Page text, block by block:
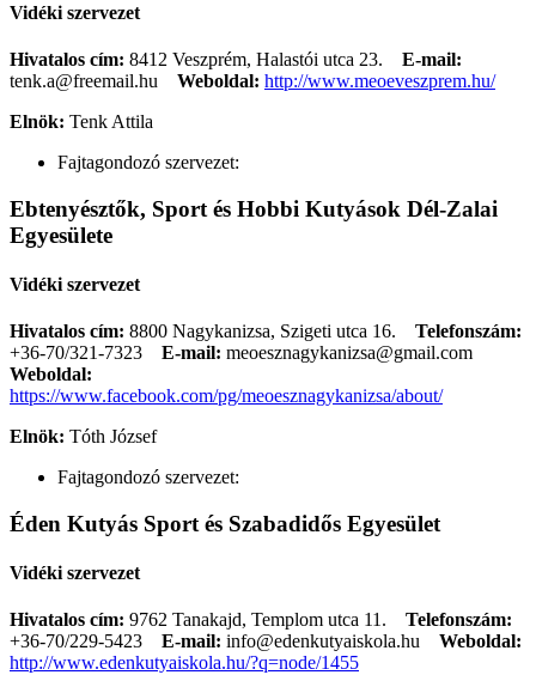
Vidéki szervezet
Hivatalos cím: 8412 Veszprém, Halastói utca 23. E-mail:
tenk.a@freemail.hu
Weboldal: http://www.meoeveszprem.hu/
Elnök: Tenk Attila
Fajtagondozó szervezet:
Ebtenyésztők, Sport és Hobbi Kutyások Dél-Zalai
Egyesülete
Vidéki szervezet
Hivatalos cím: 8800 Nagykanizsa, Szigeti utca 16. Telefonszám:
+36-70/321-7323
E-mail: meoesznagykanizsa@gmail.com
Weboldal:
https://www.facebook.com/pg/meoesznagykanizsa/about/
Elnök: Tóth József
Fajtagondozó szervezet:
Éden Kutyás Sport és Szabadidős Egyesület
Vidéki szervezet
Hivatalos cím: 9762 Tanakajd, Templom utca 11. Telefonszám:
+36-70/229-5423
E-mail: info@edenkutyaiskola.hu
Weboldal:
http://www.edenkutyaiskola.hu/?q=node/1455